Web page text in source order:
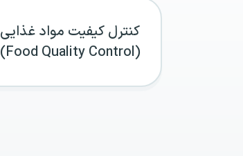
کنترل کیفیت مواد غذایی
(Food Quality Control)